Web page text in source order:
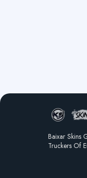
Baixar Skins
Truckers Of